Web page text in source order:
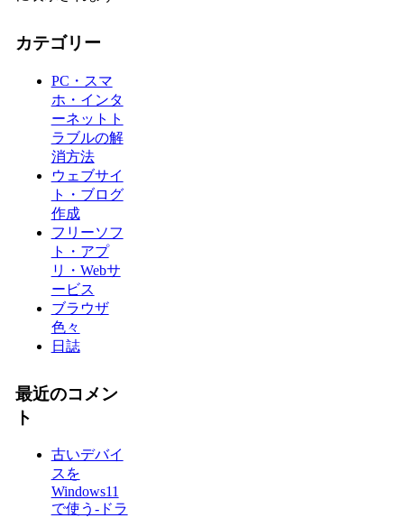
カテゴリー
PC・スマ
ホ・インタ
ーネットト
ラブルの解
消方法
ウェブサイ
ト・ブログ
作成
フリーソフ
ト・アプ
リ・Webサ
ービス
ブラウザ
色々
日誌
最近のコメン
ト
古いデバイ
スを
Windows11
で使う-ドラ